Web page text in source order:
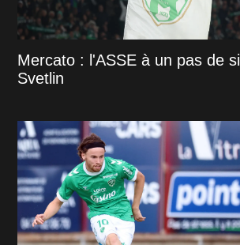
Mercato : l'ASSE à un pas de
Svetlin